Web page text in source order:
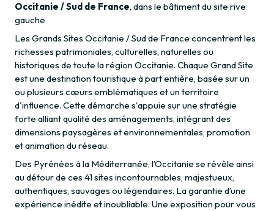
Occitanie / Sud de France, dans le bâtiment du site rive
gauche
Les Grands Sites Occitanie / Sud de France concentrent les
richesses patrimoniales, culturelles, naturelles ou
historiques de toute la région Occitanie. Chaque Grand Site
est une destination touristique à part entière, basée sur un
ou plusieurs cœurs emblématiques et un territoire
d'influence. Cette démarche s'appuie sur une stratégie
forte alliant qualité des aménagements, intégrant des
dimensions paysagères et environnementales, promotion
et animation du réseau.
Des Pyrénées à la Méditerranée, l’Occitanie se révèle ainsi
au détour de ces 41 sites incontournables, majestueux,
authentiques, sauvages ou légendaires. La garantie d’une
expérience inédite et inoubliable. Une exposition pour vous